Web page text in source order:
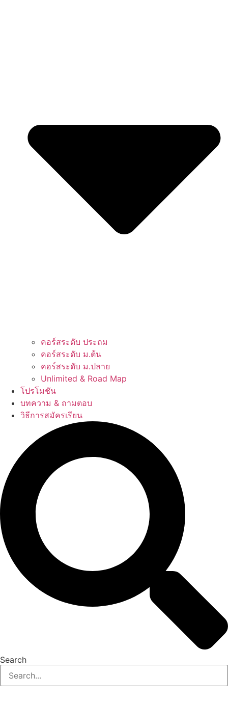
คอร์สระดับ ประถม
คอร์สระดับ ม.ต้น
คอร์สระดับ ม.ปลาย
Unlimited & Road Map
โปรโมชัน
บทความ & ถามตอบ
วิธีการสมัครเรียน
Search